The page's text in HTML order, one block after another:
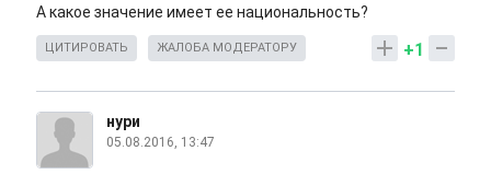
А какое значение имеет ее национальность?
+1
ЦИТИРОВАТЬ ЖАЛОБА МОДЕРАТОРУ
нури
05.08.2016, 13:47